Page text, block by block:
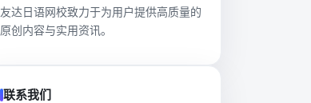
友达日语网校致力于为用户提供高质量的
原创内容与实用资讯。
联系我们